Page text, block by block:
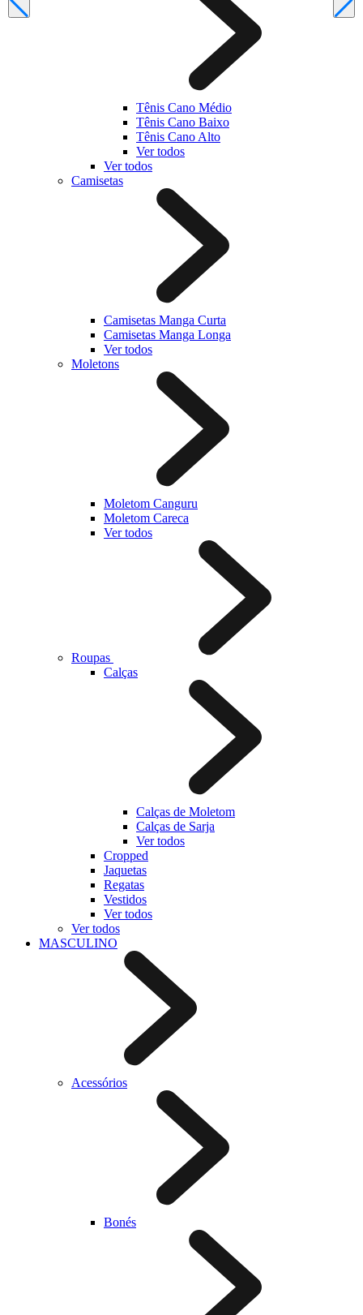
Tênis Cano Médio
Tênis Cano Baixo
Tênis Cano Alto
Ver todos
Ver todos
Camisetas
Camisetas Manga Curta
Camisetas Manga Longa
Ver todos
Moletons
Moletom Canguru
Moletom Careca
Ver todos
Roupas
Calças
Calças de Moletom
Calças de Sarja
Ver todos
Cropped
Jaquetas
Regatas
Vestidos
Ver todos
Ver todos
MASCULINO
Acessórios
Bonés